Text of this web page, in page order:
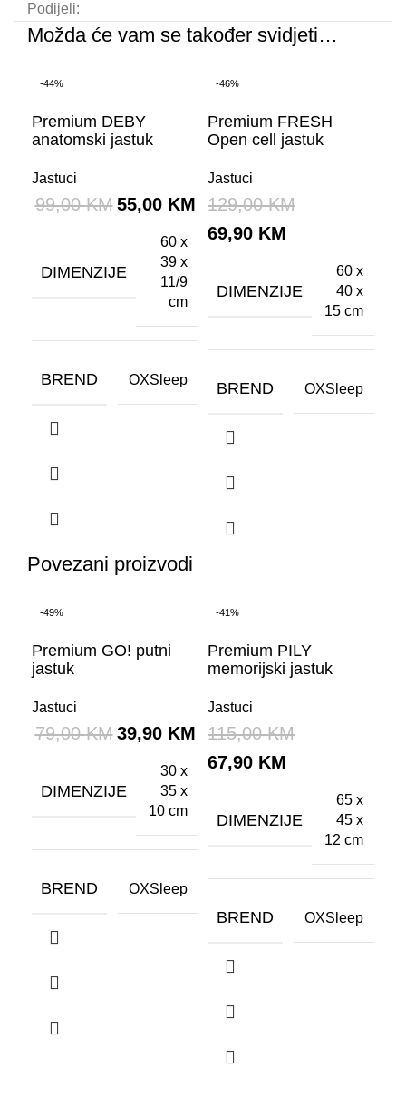
Podijeli:
Možda će vam se također svidjeti…
-44%
Premium DEBY
anatomski jastuk
Jastuci
99,00KM 55,00 KM
DIMENZIJE
60 x
39 x
11/9
cm
BREND OXSleep
-46%
Premium FRESH
Open cell jastuk
Jastuci
129,00KM
69,90 KM
DIMENZIJE
60 x
40 x
15 cm
BREND OXSleep
Povezani proizvodi
-49%
Premium GO! putni
jastuk
Jastuci
79,00KM 39,90 KM
DIMENZIJE
30 x
35 x
10 cm
BREND OXSleep
-41%
Premium PILY
memorijski jastuk
Jastuci
115,00KM
67,90 KM
DIMENZIJE
65 x
45 x
12 cm
BREND OXSleep